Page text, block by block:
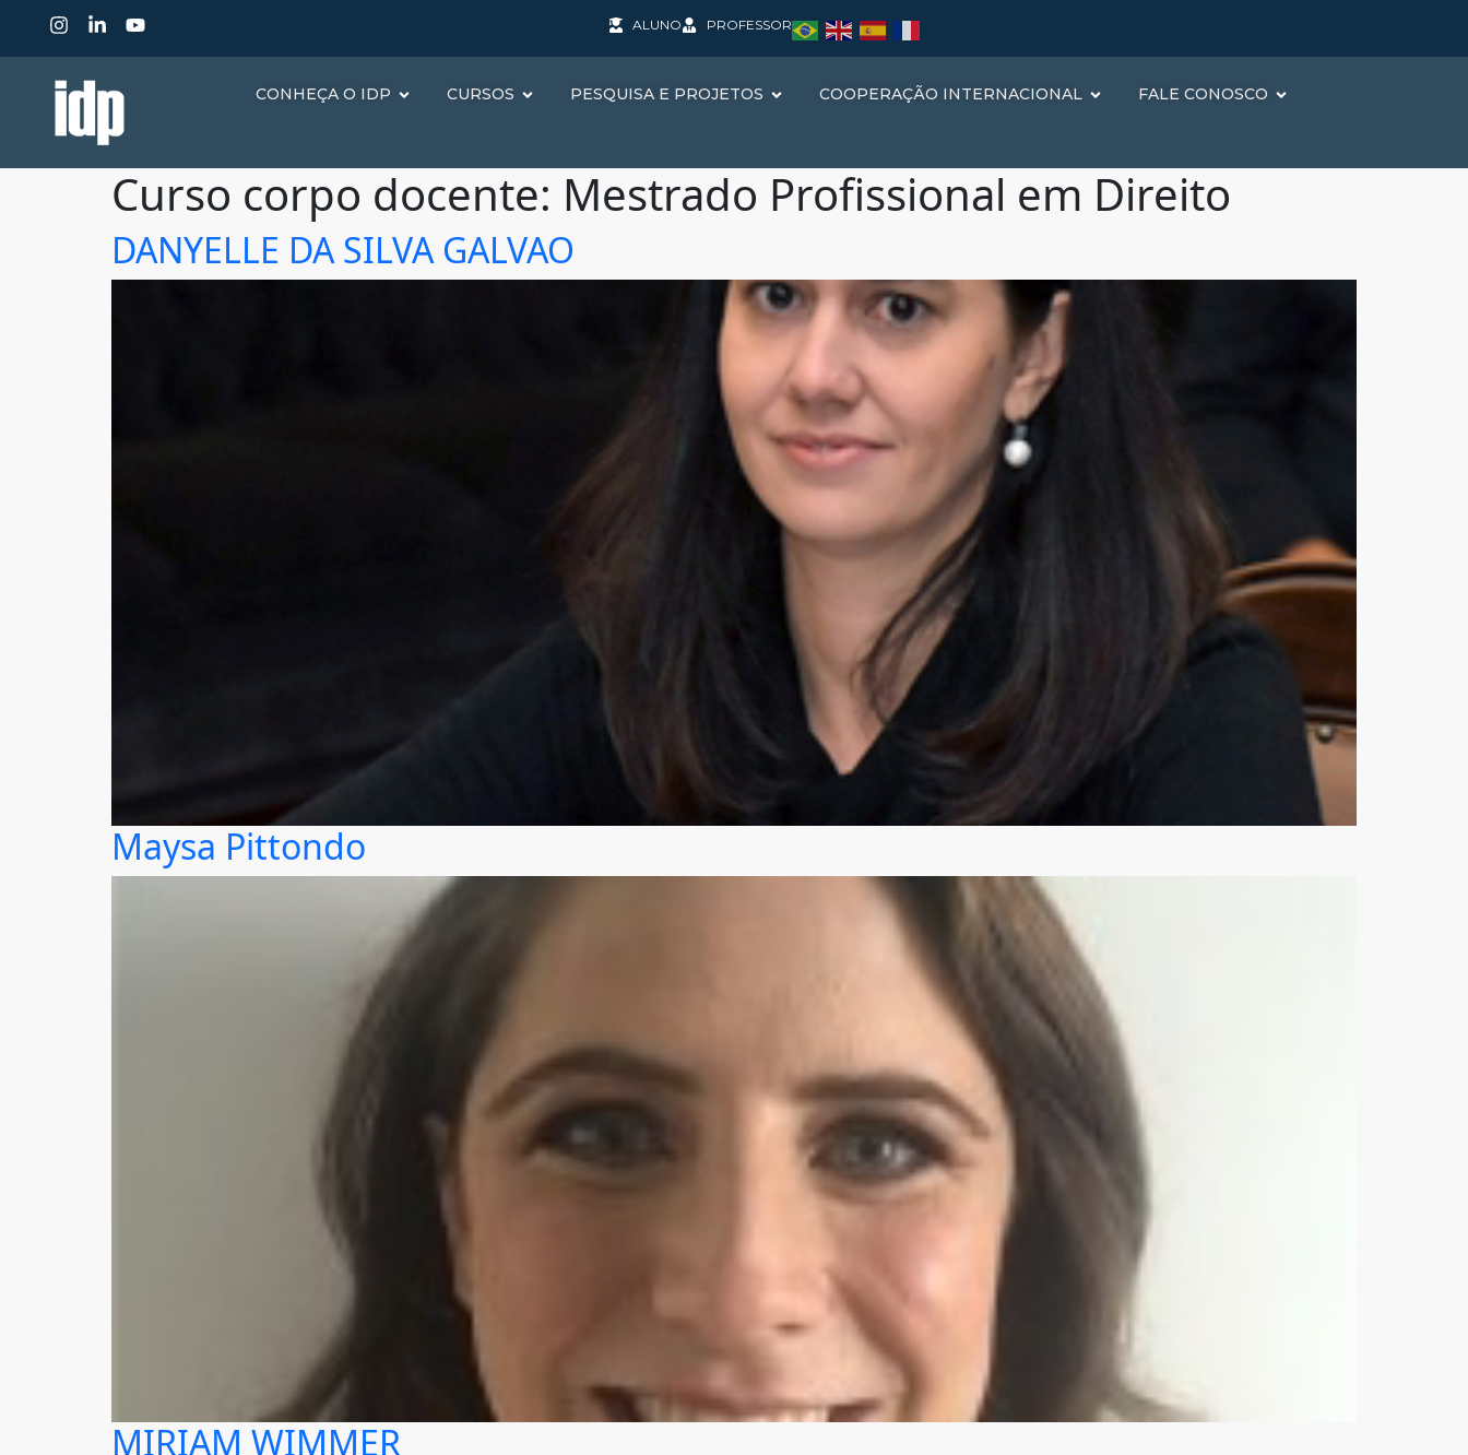
ALUNO PROFESSOR
CONHEÇA O IDP CURSOS PESQUISA E PROJETOS COOPERAÇÃO INTERNACIONAL FALE CONOSCO
Curso corpo docente: Mestrado Profissional em Direito
DANYELLE DA SILVA GALVAO
Maysa Pittondo
MIRIAM WIMMER